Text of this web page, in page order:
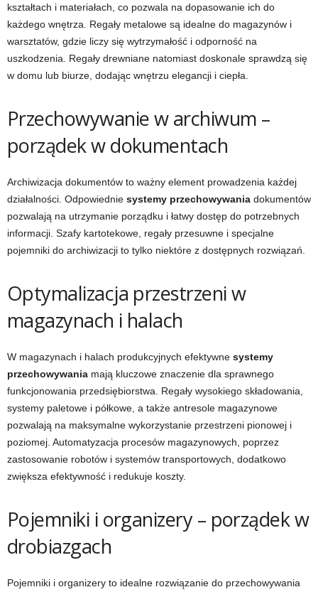
kształtach i materiałach, co pozwala na dopasowanie ich do
każdego wnętrza. Regały metalowe są idealne do magazynów i
warsztatów, gdzie liczy się wytrzymałość i odporność na
uszkodzenia. Regały drewniane natomiast doskonale sprawdzą się
w domu lub biurze, dodając wnętrzu elegancji i ciepła.
Przechowywanie w archiwum –
porządek w dokumentach
Archiwizacja dokumentów to ważny element prowadzenia każdej
działalności. Odpowiednie systemy przechowywania dokumentów
pozwalają na utrzymanie porządku i łatwy dostęp do potrzebnych
informacji. Szafy kartotekowe, regały przesuwne i specjalne
pojemniki do archiwizacji to tylko niektóre z dostępnych rozwiązań.
Optymalizacja przestrzeni w
magazynach i halach
W magazynach i halach produkcyjnych efektywne systemy
przechowywania mają kluczowe znaczenie dla sprawnego
funkcjonowania przedsiębiorstwa. Regały wysokiego składowania,
systemy paletowe i półkowe, a także antresole magazynowe
pozwalają na maksymalne wykorzystanie przestrzeni pionowej i
poziomej. Automatyzacja procesów magazynowych, poprzez
zastosowanie robotów i systemów transportowych, dodatkowo
zwiększa efektywność i redukuje koszty.
Pojemniki i organizery – porządek w
drobiazgach
Pojemniki i organizery to idealne rozwiązanie do przechowywania